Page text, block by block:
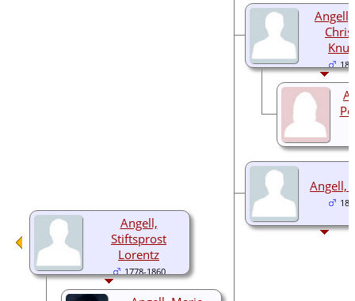
Angell,
Angell,
Angell,
Stiftsprost
Lorentz
1778-1860